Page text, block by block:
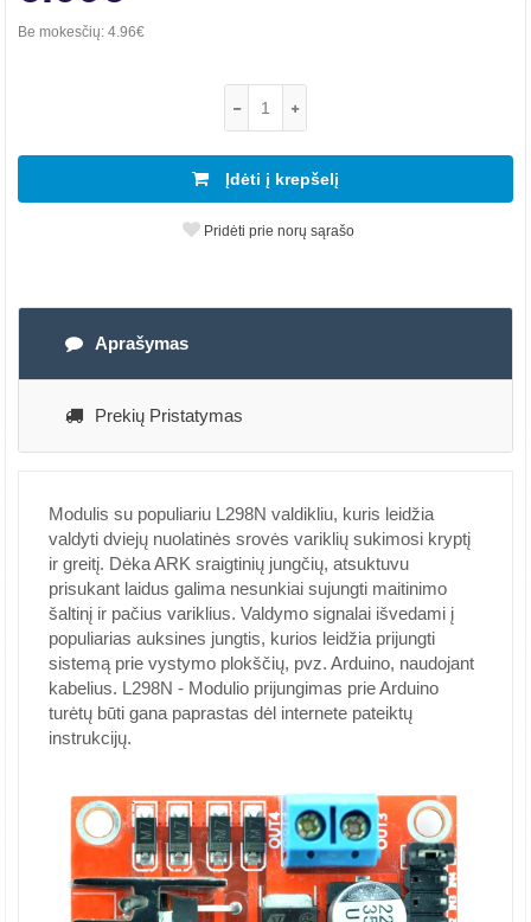
Be mokesčių: 4.96€
Įdėti į krepšelį
Pridėti prie norų sąrašo
Aprašymas
Prekių Pristatymas
Modulis su populiariu L298N valdikliu, kuris leidžia
valdyti dviejų nuolatinės srovės variklių sukimosi kryptį
ir greitį. Dėka ARK sraigtinių jungčių, atsuktuvu
prisukant laidus galima nesunkiai sujungti maitinimo
šaltinį ir pačius variklius. Valdymo signalai išvedami į
populiarias auksines jungtis, kurios leidžia prijungti
sistemą prie vystymo plokščių, pvz. Arduino, naudojant
kabelius. L298N - Modulio prijungimas prie Arduino
turėtų būti gana paprastas dėl internete pateiktų
instrukcijų.